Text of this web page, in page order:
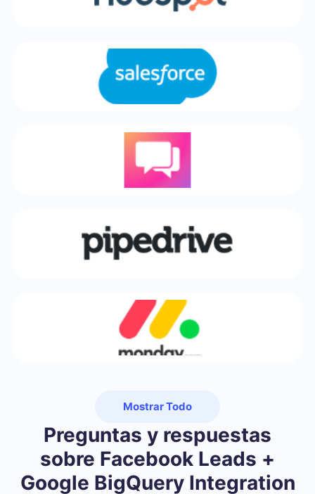
Mostrar Todo
Preguntas y respuestas
sobre Facebook Leads +
Google BigQuery Integration